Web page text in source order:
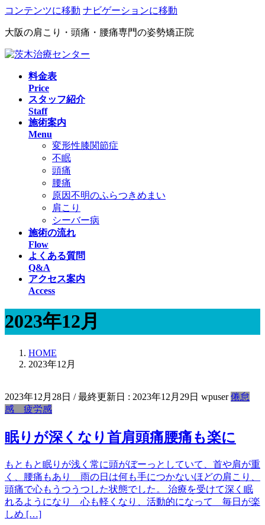
コンテンツに移動 ナビゲーションに移動
大阪の肩こり・頭痛・腰痛専門の姿勢矯正院
料金表
Price
スタッフ紹介
Staff
施術案内
Menu
変形性膝関節症
不眠
頭痛
腰痛
原因不明のふらつきめまい
肩こり
シーバー病
施術の流れ
Flow
よくある質問
Q&A
アクセス案内
Access
2023年12月
HOME
2023年12月
2023年12月28日 / 最終更新日 : 2023年12月29日 wpuser 倦怠
感 疲労感
眠りが深くなり首肩頭痛腰痛も楽に
もともと眠りが浅く常に頭がぼーっとしていて、首や肩が重
く、腰痛もあり 雨の日は何も手につかないほどの肩こり、
頭痛で心もうつうつした状態でした。 治療を受けて深く眠
れるようになり 心も軽くなり、活動的になって 毎日が楽
しめ […]